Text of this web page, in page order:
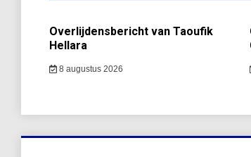
Overlijdensbericht van Taoufik
Hellara
8 augustus 2026